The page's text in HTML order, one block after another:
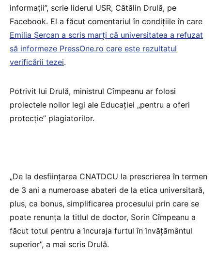
informaţii”, scrie liderul USR, Cătălin Drulă, pe
Facebook. El a făcut comentariul în condițiile în care
Emilia Șercan a scris marți că universitatea a refuzat
să informeze PressOne.ro care este rezultatul
verificării tezei.
Potrivit lui Drulă, ministrul Cîmpeanu ar folosi
proiectele noilor legi ale Educaţiei „pentru a oferi
protecţie” plagiatorilor.
„De la desfiinţarea CNATDCU la prescrierea în termen
de 3 ani a numeroase abateri de la etica universitară,
plus, ca bonus, simplificarea procesului prin care se
poate renunţa la titlul de doctor, Sorin Cîmpeanu a
făcut totul pentru a încuraja furtul în învăţământul
superior”, a mai scris Drulă.